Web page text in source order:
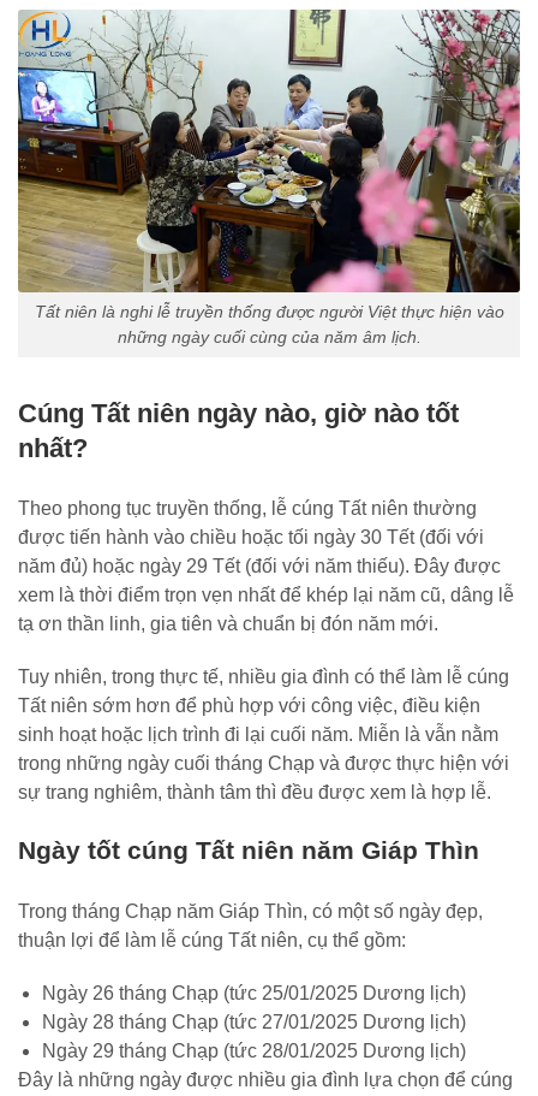
Tất niên là nghi lễ truyền thống được người Việt thực hiện vào
những ngày cuối cùng của năm âm lịch.
Cúng Tất niên ngày nào, giờ nào tốt
nhất?
Theo phong tục truyền thống, lễ cúng Tất niên thường
được tiến hành vào chiều hoặc tối ngày 30 Tết (đối với
năm đủ) hoặc ngày 29 Tết (đối với năm thiếu). Đây được
xem là thời điểm trọn vẹn nhất để khép lại năm cũ, dâng lễ
tạ ơn thần linh, gia tiên và chuẩn bị đón năm mới.
Tuy nhiên, trong thực tế, nhiều gia đình có thể làm lễ cúng
Tất niên sớm hơn để phù hợp với công việc, điều kiện
sinh hoạt hoặc lịch trình đi lại cuối năm. Miễn là vẫn nằm
trong những ngày cuối tháng Chạp và được thực hiện với
sự trang nghiêm, thành tâm thì đều được xem là hợp lễ.
Ngày tốt cúng Tất niên năm Giáp Thìn
Trong tháng Chạp năm Giáp Thìn, có một số ngày đẹp,
thuận lợi để làm lễ cúng Tất niên, cụ thể gồm:
Ngày 26 tháng Chạp (tức 25/01/2025 Dương lịch)
Ngày 28 tháng Chạp (tức 27/01/2025 Dương lịch)
Ngày 29 tháng Chạp (tức 28/01/2025 Dương lịch)
Đây là những ngày được nhiều gia đình lựa chọn để cúng